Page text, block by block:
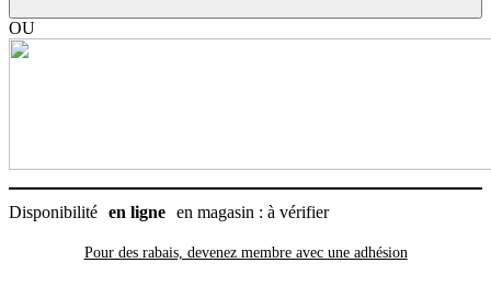
grande
race,
OU
Disponibilité en ligne en magasin : à vérifier
Pour des rabais, devenez membre avec une adhésion